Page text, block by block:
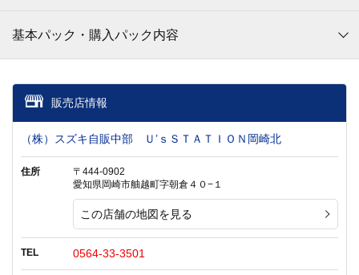
基本パック・購入パック内容
販売店情報
（株）スズキ自販中部 Ｕ’ｓＳＴＡＴＩＯＮ岡崎北
住所
〒444-0902
愛知県岡崎市舳越町字朝倉４０−１
この店舗の地図を見る
TEL 0564-33-3501